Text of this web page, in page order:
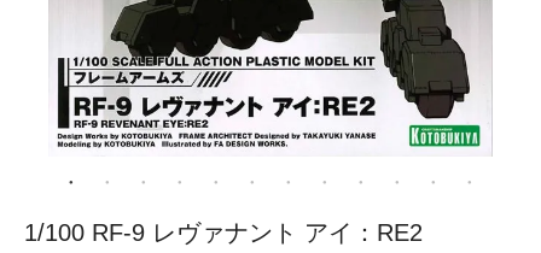
1/100 RF-9 レヴァナント アイ：RE2